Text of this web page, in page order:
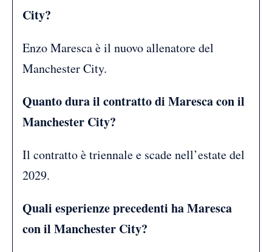
City?
Enzo Maresca è il nuovo allenatore del
Manchester City.
Quanto dura il contratto di Maresca con il
Manchester City?
Il contratto è triennale e scade nell’estate del
2029.
Quali esperienze precedenti ha Maresca
con il Manchester City?